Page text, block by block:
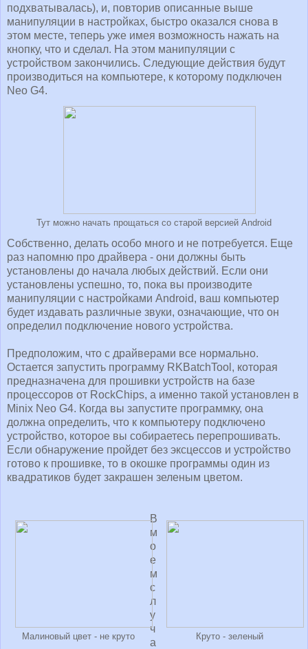
подхватывалась), и, повторив описанные выше
манипуляции в настройках, быстро оказался снова в
этом месте, теперь уже имея возможность нажать на
кнопку, что и сделал. На этом манипуляции с
устройством закончились. Следующие действия будут
производиться на компьютере, к которому подключен
Neo G4.
Тут можно начать прощаться со старой версией Android
Собственно, делать особо много и не потребуется. Еще
раз напомню про драйвера - они должны быть
установлены до начала любых действий. Если они
установлены успешно, то, пока вы производите
манипуляции с настройками Android, ваш компьютер
будет издавать различные звуки, означающие, что он
определил подключение нового устройства.
Предположим, что с драйверами все нормально.
Остается запустить программу RKBatchTool, которая
предназначена для прошивки устройств на базе
процессоров от RockChips, а именно такой установлен в
Minix Neo G4. Когда вы запустите программку, она
должна определить, что к компьютеру подключено
устройство, которое вы собираетесь перепрошивать.
Если обнаружение пройдет без эксцессов и устройство
готово к прошивке, то в окошке программы один из
квадратиков будет закрашен зеленым цветом.
Малиновый цвет - не круто Круто - зеленый
В
м
о
е
м
с
л
у
ч
а